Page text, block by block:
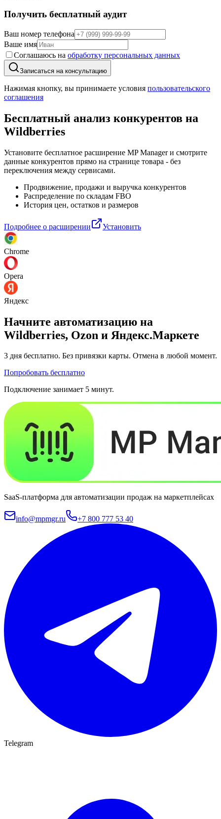
Получить бесплатный аудит
Ваш номер телефона
Ваше имя
Соглашаюсь на обработку персональных данных
Записаться на консультацию
Нажимая кнопку, вы принимаете условия пользовательского
соглашения
Бесплатный анализ конкурентов на
Wildberries
Установите бесплатное расширение MP Manager и смотрите
данные конкурентов прямо на странице товара - без
переключения между сервисами.
Продвижение, продажи и выручка конкурентов
Распределение по складам FBO
История цен, остатков и размеров
Подробнее о расширении Установить
Chrome
Opera
Яндекс
Начните автоматизацию на
Wildberries, Ozon и Яндекс.Маркете
3 дня бесплатно. Без привязки карты. Отмена в любой момент.
Попробовать бесплатно
Подключение занимает 5 минут.
SaaS-платформа для автоматизации продаж на маркетплейсах
info@mpmgr.ru +7 800 777 53 40
Telegram